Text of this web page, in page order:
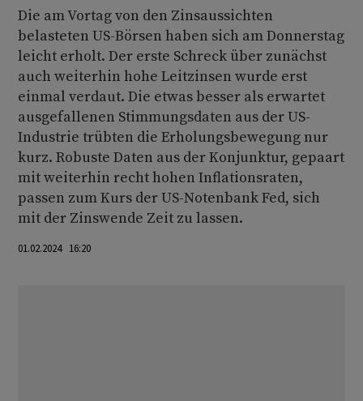
Die am Vortag von den Zinsaussichten
belasteten US-Börsen haben sich am Donnerstag
leicht erholt. Der erste Schreck über zunächst
auch weiterhin hohe Leitzinsen wurde erst
einmal verdaut. Die etwas besser als erwartet
ausgefallenen Stimmungsdaten aus der US-
Industrie trübten die Erholungsbewegung nur
kurz. Robuste Daten aus der Konjunktur, gepaart
mit weiterhin recht hohen Inflationsraten,
passen zum Kurs der US-Notenbank Fed, sich
mit der Zinswende Zeit zu lassen.
01.02.2024 16:20